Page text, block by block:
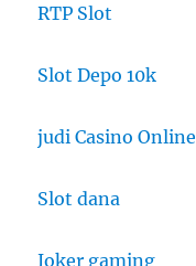
RTP Slot
Slot Depo 10k
judi Casino Online
Slot dana
Joker gaming